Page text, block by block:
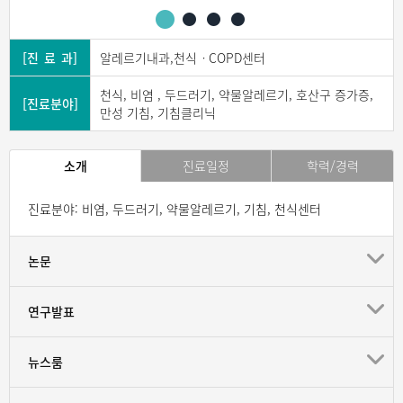
[진 료 과] 알레르기내과,천식ㆍCOPD센터
[진료분야]
천식, 비염 , 두드러기, 약물알레르기, 호산구 증가증,
만성 기침, 기침클리닉
소개 진료일정 학력/경력
진료분야: 비염, 두드러기, 약물알레르기, 기침, 천식센터
논문
연구발표
뉴스룸